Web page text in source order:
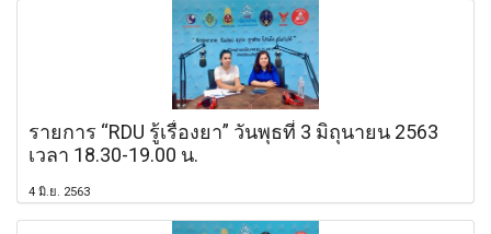
รายการ “RDU รู้เรื่องยา” วันพุธที่ 3 มิถุนายน 2563
เวลา 18.30-19.00 น.
4 มิ.ย. 2563